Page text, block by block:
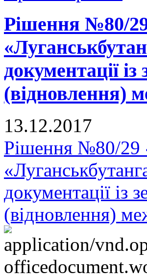
Рішення №80/
документації
(відновлення)
13.12.2017
Рішення №80/29
документації із
(відновлення)